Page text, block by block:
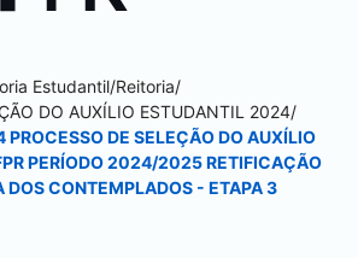
Estudantil/Reitoria/
DO AUXÍLIO ESTUDANTIL 2024/
DE SELEÇÃO DO AUXÍLIO
PERÍODO 2024/2025 RETIFICAÇÃO
DOS CONTEMPLADOS - ETAPA 3